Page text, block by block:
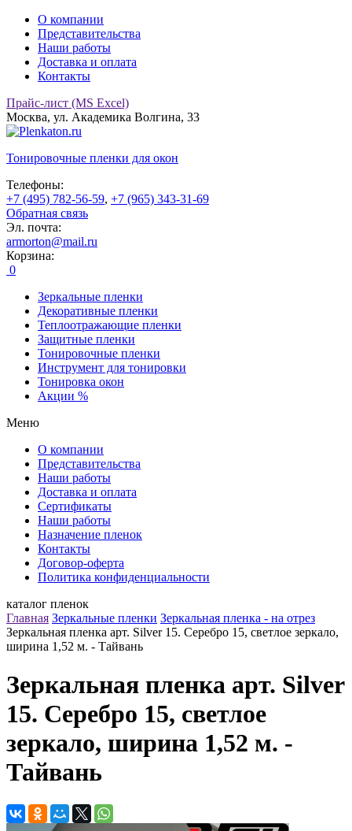
О компании
Представительства
Наши работы
Доставка и оплата
Контакты
Прайс-лист (MS Excel)
Москва, ул. Академика Волгина, 33
Тонировочные пленки для окон
Телефоны:
+7 (495) 782-56-59, +7 (965) 343-31-69
Обратная связь
Эл. почта:
armorton@mail.ru
Корзина:
0
Зеркальные пленки
Декоративные пленки
Теплоотражающие пленки
Защитные пленки
Тонировочные пленки
Инструмент для тонировки
Тонировка окон
Акции %
Меню
О компании
Представительства
Наши работы
Доставка и оплата
Сертификаты
Наши работы
Назначение пленок
Контакты
Договор-оферта
Политика конфиденциальности
каталог пленок
Главная Зеркальные пленки Зеркальная пленка - на отрез
Зеркальная пленка арт. Silver 15. Серебро 15, светлое зеркало,
ширина 1,52 м. - Тайвань
Зеркальная пленка арт. Silver
15. Серебро 15, светлое
зеркало, ширина 1,52 м. -
Тайвань